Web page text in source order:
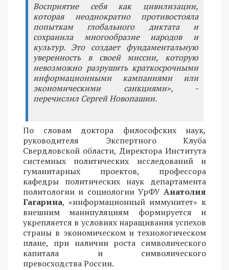
Восприятие себя как цивилизации,
которая неоднократно противостояла
попыткам глобального диктата и
сохранила многообразие народов и
культур. Это создает фундаментальную
уверенность в своей миссии, которую
невозможно разрушить краткосрочными
информационными кампаниями или
экономическими санкциями», -
перечислил Сергей Новопашин.
По словам доктора философских наук,
руководителя Экспертного Клуба
Свердловской области, Директора Института
системных политических исследований и
гуманитарных проектов, профессора
кафедры политических наук департамента
политологии и социологии УрФУ Анатолия
Гагарина, «информационный иммунитет» к
внешним манипуляциям формируется и
укрепляется в условиях наращивания успехов
страны в экономическом и технологическом
плане, при наличии роста символического
капитала и символического
превосходства России.